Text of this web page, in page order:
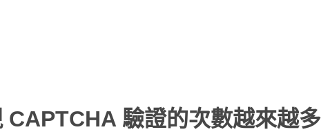
驗證的次數越來越